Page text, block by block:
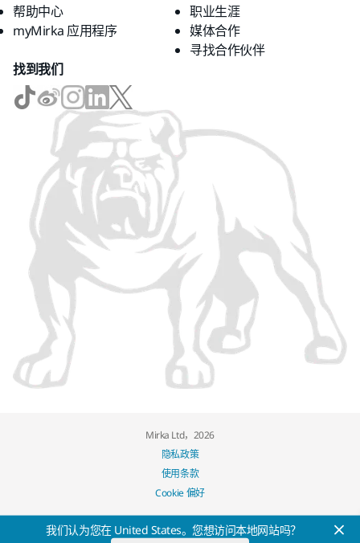
帮助中心
myMirka 应用程序
职业生涯
媒体合作
寻找合作伙伴
找到我们
Mirka Ltd，2026
隐私政策
使用条款
Cookie 偏好
我们认为您在 United States。您想访问本地网站吗？